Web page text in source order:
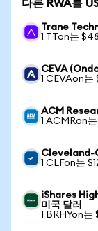
다른 RWA를
Trane
1 TTon는
CEVA
1 CEVAon는
ACM
1 ACMRon
Cleveland-
1 CLFon는
iShares
미국 달러
1 BRHYon는